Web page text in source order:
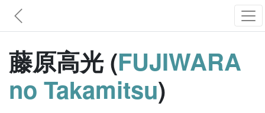
藤原高光 (FUJIWARA
no Takamitsu)